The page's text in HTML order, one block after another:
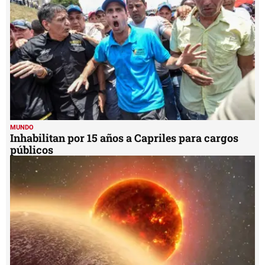
MUNDO
Inhabilitan por 15 años a Capriles para cargos
públicos